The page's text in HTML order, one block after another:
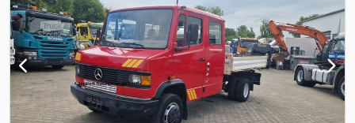
međuprodaju. Full Service History = Dodatne informacije =
Dozvoljena ukupna masa: 18.000 kg Prodajna cena: € 25.000, US$
28.480
Sopstvena masa: 21.000 kg Nosivost: 33.000 kg Ukupna dužina
voznog sklopa: 20.000 mm (maks. teleskopski 24.200 mm) Utovarni
prostor (d x š): 7.300 mm x 2.750 mm (teleskopski do 4.200 mm)
Gume: 235/75 R 17,5 Dodatno: Produžni nosač: 2x 6.000 mm